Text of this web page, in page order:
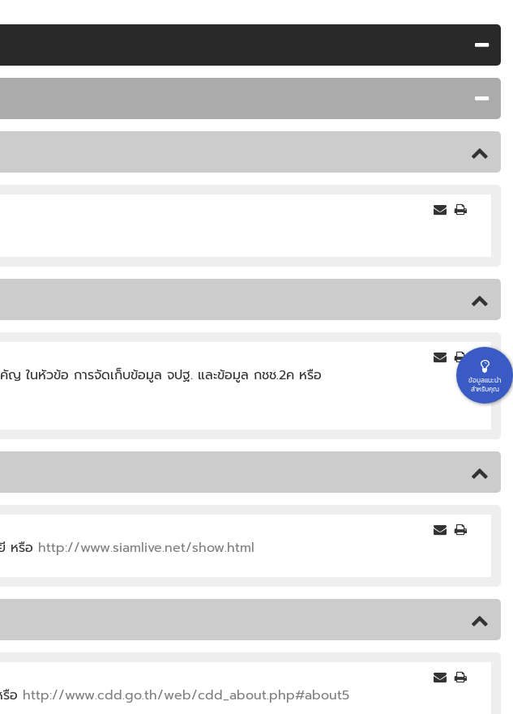
ญ ในหัวข้อ การจัดเก็บข้อมูล จปฐ. และข้อมูล กชช.2ค หรือ
หรือ http://www.siamlive.net/show.html
อ http://www.cdd.go.th/web/cdd_about.php#about5
ข้อมูลแนะนำ
สำหรับคุณ